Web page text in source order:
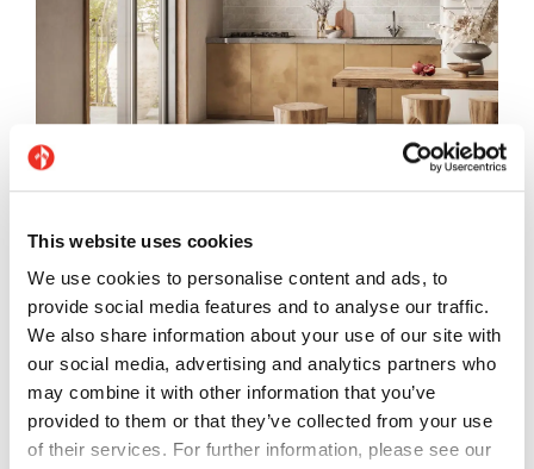
This website uses cookies
We use cookies to personalise content and ads, to
provide social media features and to analyse our traffic.
We also share information about your use of our site with
our social media, advertising and analytics partners who
may combine it with other information that you’ve
provided to them or that they’ve collected from your use
of their services. For further information, please see our
Bodenbelag: Petra Perla – Wandverkleidung: Petra
Perla Dekor Brick